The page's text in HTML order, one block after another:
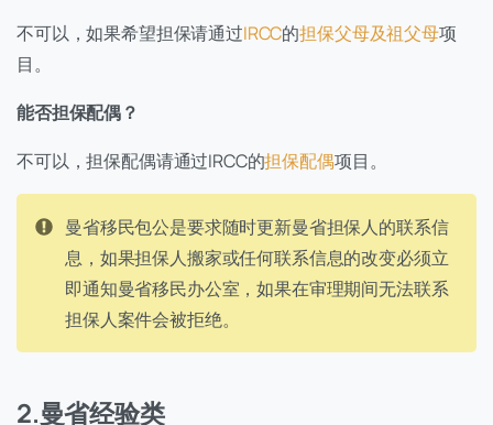
不可以，如果希望担保请通过IRCC的担保父母及祖父母项
目。
能否担保配偶？
不可以，担保配偶请通过IRCC的担保配偶项目。
曼省移民包公是要求随时更新曼省担保人的联系信
息，如果担保人搬家或任何联系信息的改变必须立
即通知曼省移民办公室，如果在审理期间无法联系
担保人案件会被拒绝。
2.曼省经验类